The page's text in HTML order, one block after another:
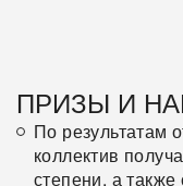
ПРИЗЫ И
По результатам
коллектив
степени, а